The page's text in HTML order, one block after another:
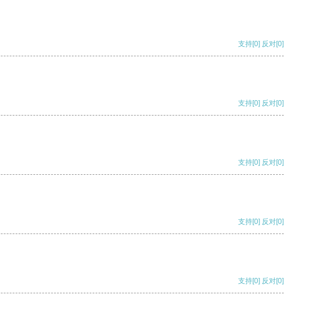
支持[0] 反对[0]
支持[0] 反对[0]
支持[0] 反对[0]
支持[0] 反对[0]
支持[0] 反对[0]